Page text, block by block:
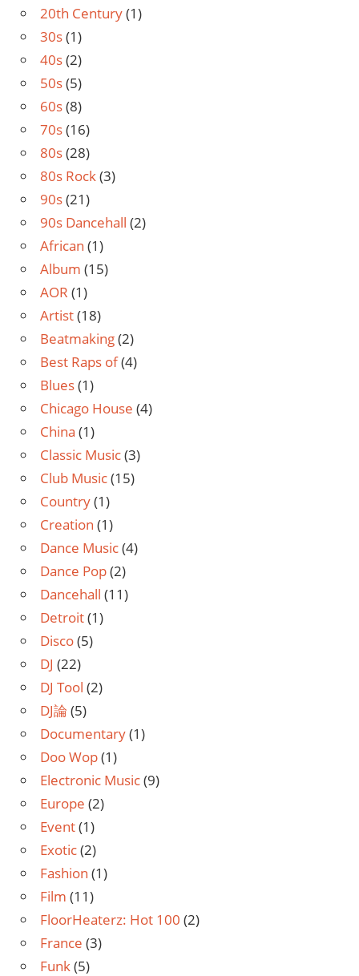
20th Century(1)
30s(1)
40s(2)
50s(5)
60s(8)
70s(16)
80s(28)
80s Rock(3)
90s(21)
90s Dancehall (2)
African (1)
Album (15)
AOR (1)
Artist(18)
Beatmaking(2)
Best Raps of(4)
Blues(1)
Chicago House (4)
China (1)
Classic Music(3)
Club Music(15)
Country(1)
Creation (1)
Dance Music(4)
Dance Pop(2)
Dancehall (11)
Detroit(1)
Disco(5)
DJ (22)
DJ Tool (2)
DJ論 (5)
Documentary(1)
Doo Wop(1)
Electronic Music(9)
Europe (2)
Event(1)
Exotic(2)
Fashion (1)
Film (11)
FloorHeaterz: Hot 100 (2)
France (3)
Funk(5)